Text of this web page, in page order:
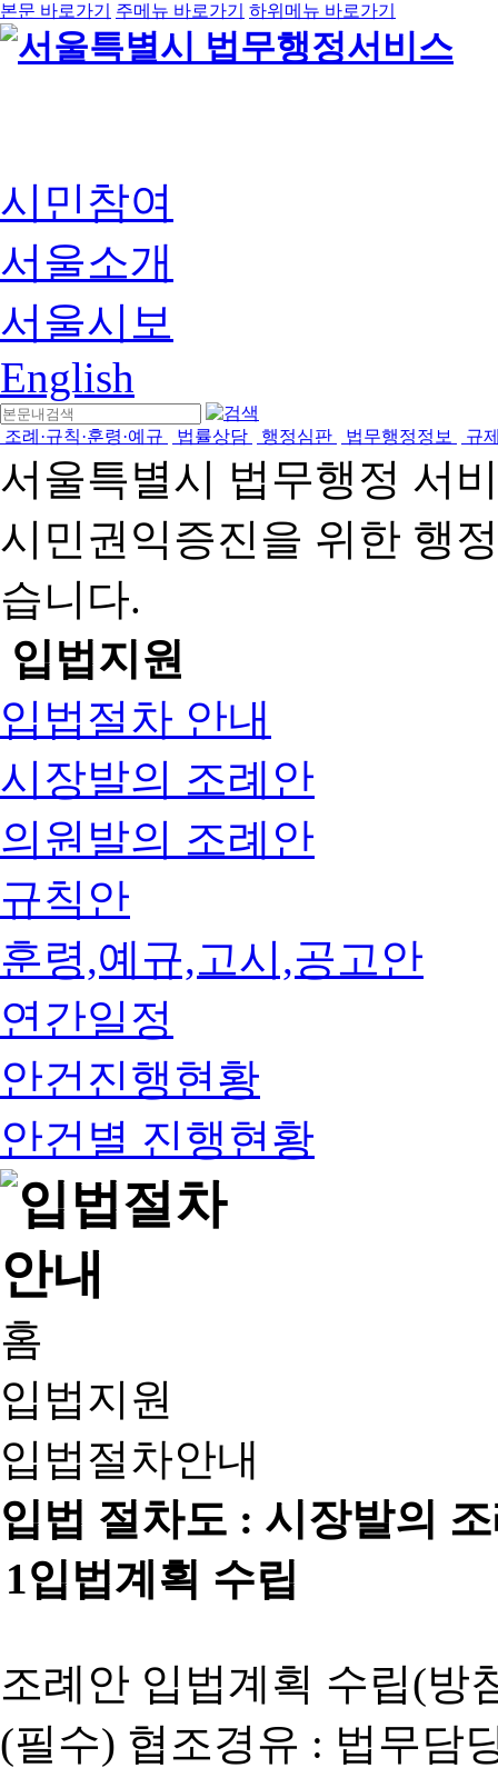
본문 바로가기 주메뉴 바로가기 하위메뉴 바로가기
시민참여
서울소개
서울시보
English
조례·규칙·훈령·예규 법률상담 행정심판 법무행정정보 규
서울특별시 법무행정 서
시민권익증진을 위한 행
습니다.
입법지원
입법절차 안내
시장발의 조례안
의원발의 조례안
규칙안
훈령,예규,고시,공고안
연간일정
안건진행현황
안건별 진행현황
홈
입법지원
입법절차안내
입법 절차도 : 시장발의
1입법계획 수립
조례안 입법계획 수립(방
(필수) 협조경유 : 법무담